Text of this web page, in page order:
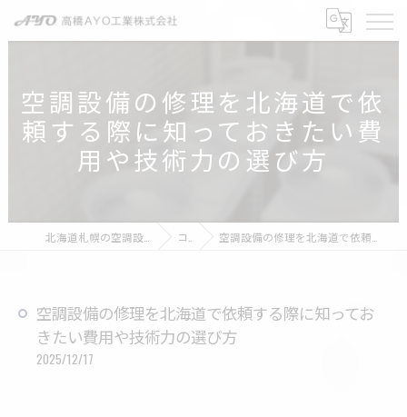
空調設備の修理を北海道で依
頼する際に知っておきたい費
用や技術力の選び方
コラム 空調設備の修理を北海道で依頼する際に知っておきたい費用や技術力の選び方
空調設備の修理を北海道で依頼する際に知ってお
きたい費用や技術力の選び方
2025/12/17